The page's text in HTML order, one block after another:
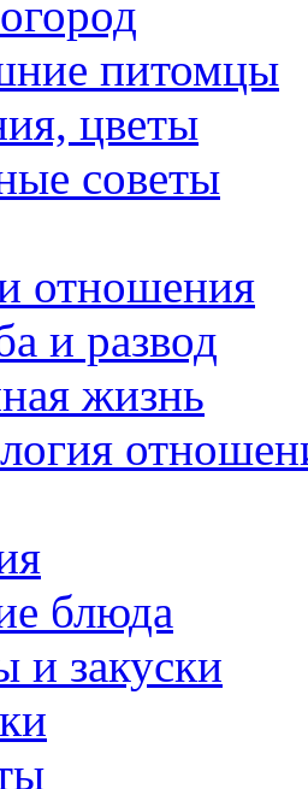
питомцы
цветы
советы
отношения
и развод
жизнь
блюда
и закуски